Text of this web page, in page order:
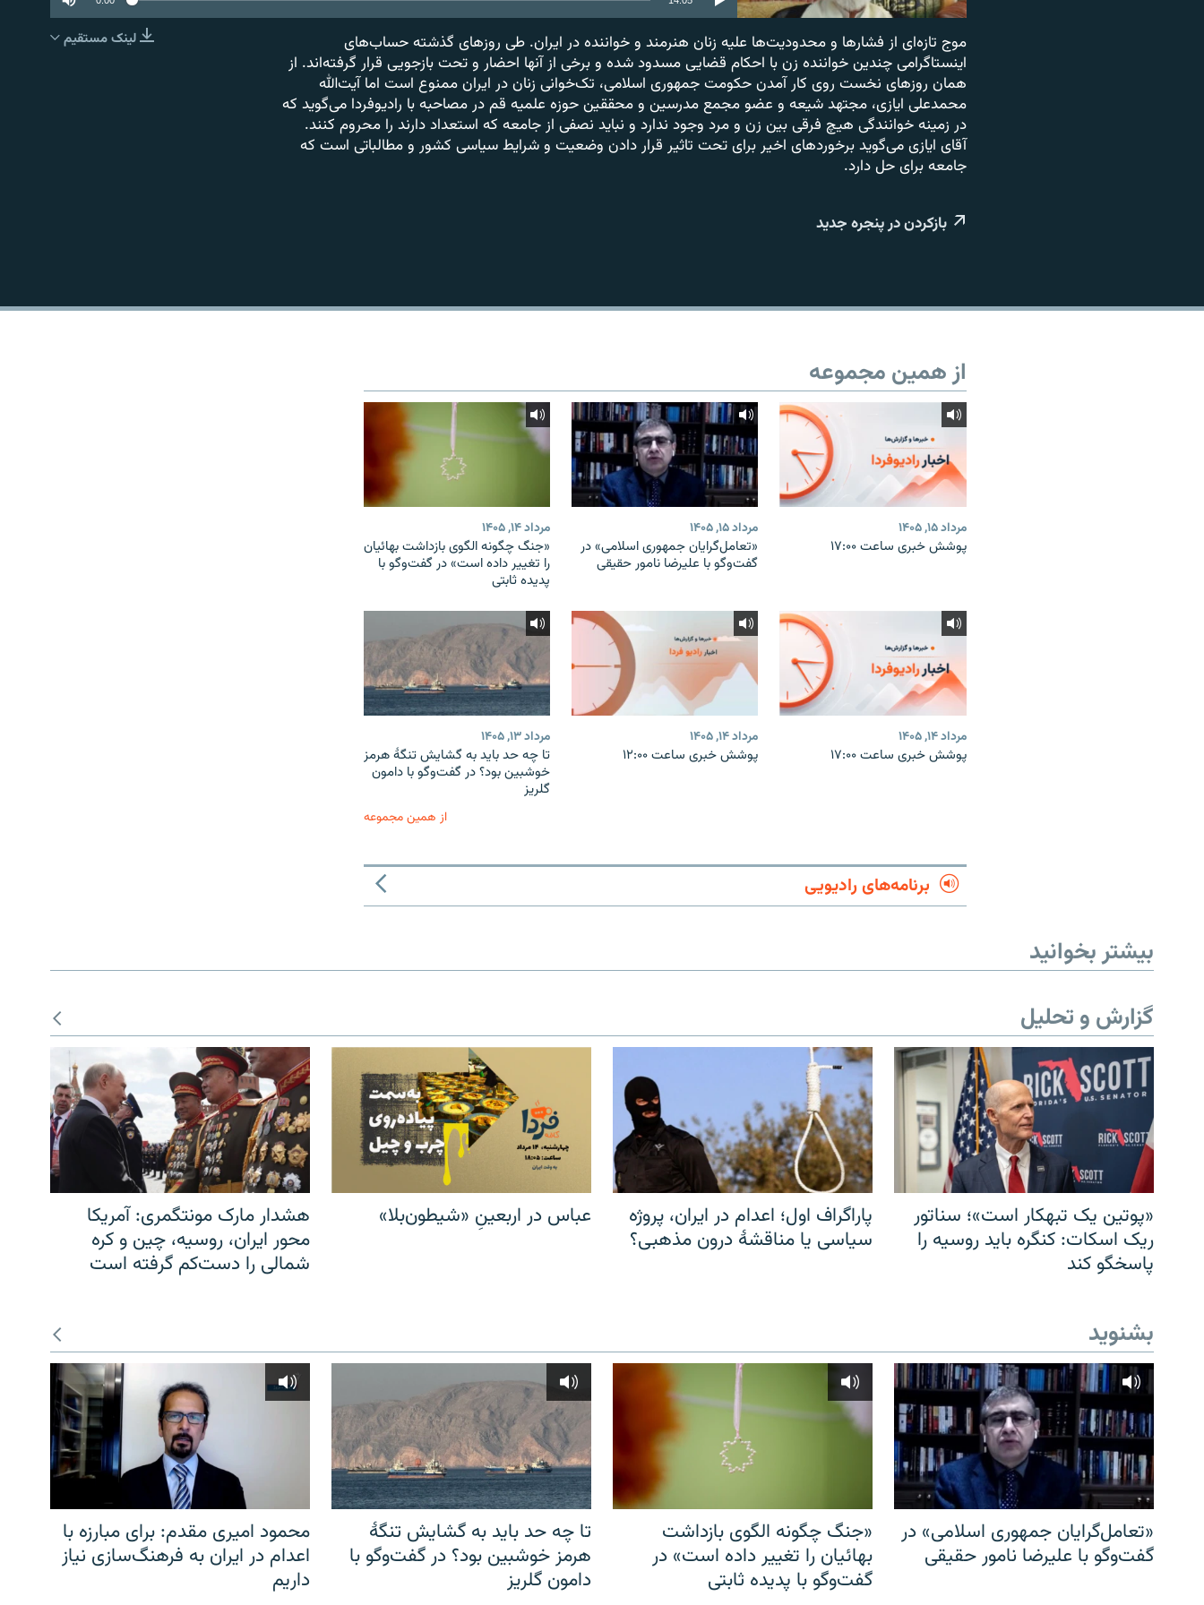
EMBED
لینک مستقیم
موج تازه‌ای از فشارها و محدودیت‌ها علیه زنان هنرمند و خواننده در ایران. طی روزهای گذشته حساب‌های
اینستاگرامی چندین خواننده زن با احکام قضایی مسدود شده و برخی از آنها احضار و تحت بازجویی قرار گرفته‌اند. از
همان روزهای نخست روی کار آمدن حکومت جمهوری اسلامی، تک‌خوانی زنان در ایران ممنوع است اما آیت‌الله
محمدعلی ایازی،‌ مجتهد شیعه و عضو مجمع مدرسین و محققین حوزه علمیه قم در مصاحبه با رادیوفردا می‌گوید که
در زمینه خوانندگی هیچ فرقی بین زن و مرد وجود ندارد و نباید نصفی از جامعه که استعداد دارند را محروم ‌کنند.
آقای ایازی می‌گوید برخوردهای اخیر برای تحت تاثیر قرار دادن وضعیت و شرایط سیاسی کشور و مطالباتی است که
جامعه برای حل دارد.
بازکردن در پنجره جدید
از همین مجموعه
مرداد ۱۵, ۱۴۰۵
پوشش خبری ساعت ۱۷:۰۰
مرداد ۱۵, ۱۴۰۵
«تعامل‌گرایان جمهوری اسلامی» در
گفت‌وگو با علیرضا نامور حقیقی
مرداد ۱۴, ۱۴۰۵
«جنگ چگونه الگوی بازداشت بهائیان
را تغییر داده است» در گفت‌وگو با
پدیده ثابتی
مرداد ۱۴, ۱۴۰۵
پوشش خبری ساعت ۱۷:۰۰
مرداد ۱۴, ۱۴۰۵
پوشش خبری ساعت ۱۲:۰۰
مرداد ۱۳, ۱۴۰۵
تا چه حد باید به گشایش تنگهٔ هرمز
خوشبین بود؟ در گفت‌وگو با دامون
گلریز
از همین مجموعه
برنامه‌های رادیویی
بیشتر بخوانید
گزارش و تحلیل
«پوتین یک تبهکار است»؛ سناتور
ریک اسکات: کنگره باید روسیه را
پاسخگو کند
پاراگراف اول؛ اعدام در ایران، پروژه
سیاسی یا مناقشهٔ درون مذهبی؟
عباس در اربعینِ «شیطون‌بلا»
هشدار مارک مونتگمری: آمریکا
محور ایران، روسیه، چین و کره
شمالی را دست‌کم گرفته است
بشنوید
«تعامل‌گرایان جمهوری اسلامی» در
گفت‌وگو با علیرضا نامور حقیقی
«جنگ چگونه الگوی بازداشت
بهائیان را تغییر داده است» در
گفت‌وگو با پدیده ثابتی
تا چه حد باید به گشایش تنگهٔ
هرمز خوشبین بود؟ در گفت‌وگو با
دامون گلریز
محمود امیری مقدم: برای مبارزه با
اعدام در ایران به فرهنگ‌سازی نیاز
داریم